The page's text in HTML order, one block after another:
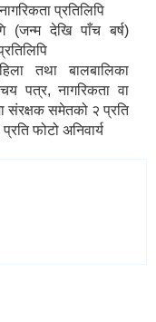
प्रतिलिपि
(जन्म देखि पाँच बर्ष)
तथा बालबालिका
पत्र, नागरिकता वा
संरक्षक समेतको २ प्रति
फोटो अनिवार्य